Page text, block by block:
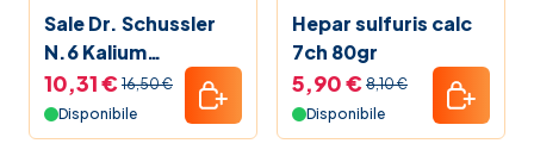
Sale Dr. Schussler
N.6 Kalium
Sulfuricum D6 50 g
10,31 € 16,50 €
Disponibile
Hepar sulfuris calc
7ch 80gr
5,90 € 8,10 €
Disponibile